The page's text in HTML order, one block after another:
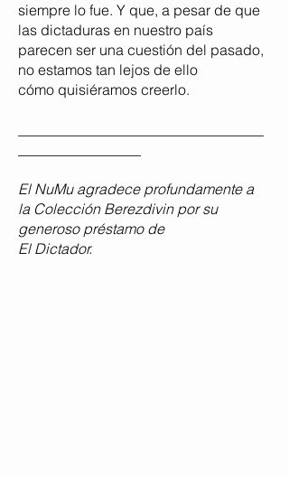
siempre lo fue. Y que, a pesar de que
las dictaduras en nuestro país
parecen ser una cuestión del pasado,
no estamos tan lejos de ello
cómo quisiéramos creerlo.
El NuMu agradece profundamente a
la Colección Berezdivin por su
generoso préstamo de
El Dictador.